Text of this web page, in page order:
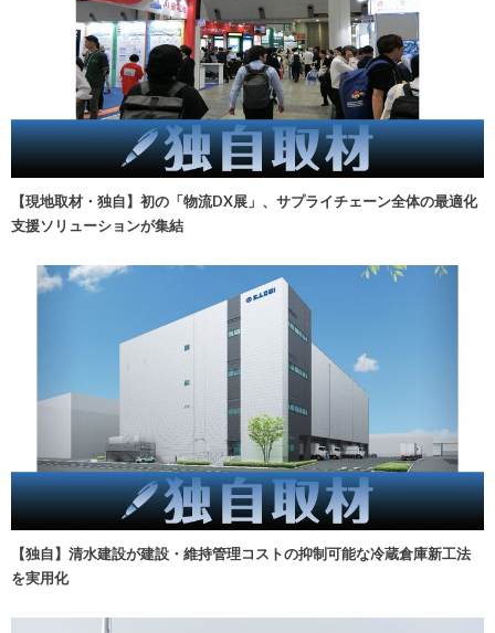
【現地取材・独自】初の「物流DX展」、サプライチェーン全体の最適化
支援ソリューションが集結
【独自】清水建設が建設・維持管理コストの抑制可能な冷蔵倉庫新工法
を実用化